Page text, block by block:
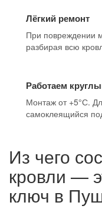
Лёгкий ремонт
При повреждении
разбирая всю
Работаем
Монтаж от +5°С.
самоклеящийся
Из чего
кровли —
ключ в